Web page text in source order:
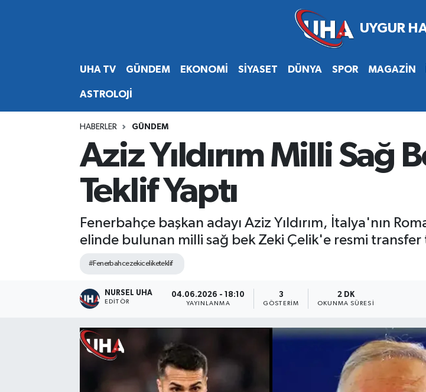
UHA TV GÜNDEM EKONOMİ SİYASET DÜNYA SPOR MAGAZİN
ASTROLOJİ
HABERLER GÜNDEM
Aziz Yıldırım Milli Sağ
Teklif Yaptı
Fenerbahçe başkan adayı Aziz Yıldırım, İtalya'nın
elinde bulunan milli sağ bek Zeki Çelik'e resmi
#Fenerbahcezekiceliketeklif
NURSEL UHA
EDITÖR
04.06.2026 - 18:10
YAYINLANMA
3
GÖSTERIM
2 DK
OKUNMA SÜRESI
Hava Durumu
Süper Lig Puan Durumu ve Fikstür
Tüm Manşetler
Son Dakika Haberleri